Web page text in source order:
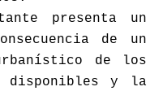
presenta un
de un
de los
disponibles y la